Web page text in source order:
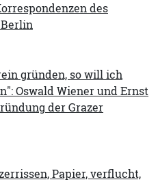
des
gründen, so will ich
Oswald Wiener und Ernst
der Grazer
Papier, verflucht,